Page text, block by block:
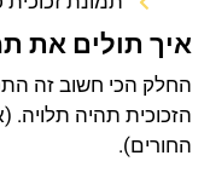
איך תולים את
החלק הכי חשוב זה
הזכוכית תהיה תלויה.
החורים).